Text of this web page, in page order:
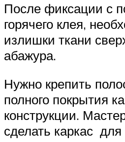
После фиксации с
горячего клея,
излишки ткани
абажура.
Нужно крепить
полного покрытия
конструкции.
сделать каркас